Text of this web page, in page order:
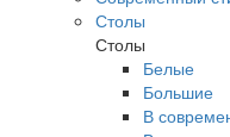
Столы
Столы
Белые
Большие
В